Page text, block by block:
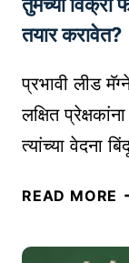
य
पे
ठे
श
तुमच्या विक्री
तयार करावेत?
प्रभावी लीड
लक्षित
त्यांच्या वेदना
READ MORE तु